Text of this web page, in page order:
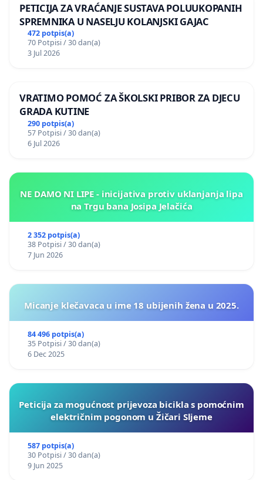
PETICIJA ZA VRAĆANJE SUSTAVA POLUUKOPANIH
SPREMNIKA U NASELJU KOLANJSKI GAJAC
472 potpis(a)
70 Potpisi / 30 dan(a)
3 Jul 2026
VRATIMO POMOĆ ZA ŠKOLSKI PRIBOR ZA DJECU
GRADA KUTINE
290 potpis(a)
57 Potpisi / 30 dan(a)
6 Jul 2026
NE DAMO NI LIPE - inicijativa protiv uklanjanja lipa
na Trgu bana Josipa Jelačića
2 352 potpis(a)
38 Potpisi / 30 dan(a)
7 Jun 2026
Micanje klečavaca u ime 18 ubijenih žena u 2025.
84 496 potpis(a)
35 Potpisi / 30 dan(a)
6 Dec 2025
Peticija za mogućnost prijevoza bicikla s pomoćnim
električnim pogonom u Žičari Sljeme
587 potpis(a)
30 Potpisi / 30 dan(a)
9 Jun 2025